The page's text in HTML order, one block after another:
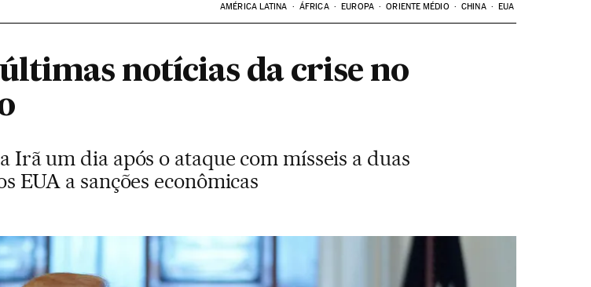
AMÉRICA LATINA ÁFRICA EUROPA ORIENTE MÉDIO CHINA EUA
notícias da crise no
um dia após o ataque com mísseis a duas
EUA a sanções econômicas